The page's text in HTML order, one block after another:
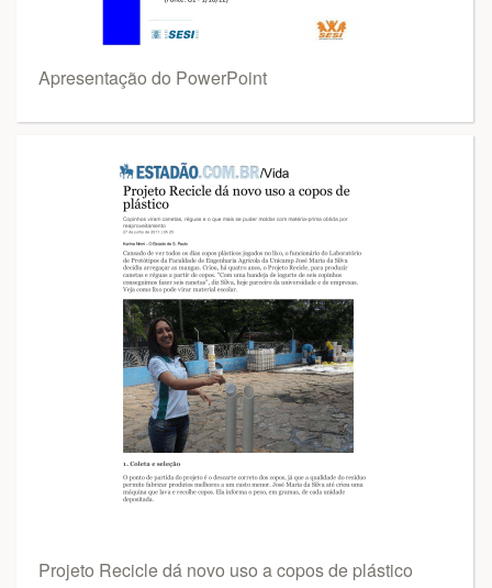
Apresentação do PowerPoint
Projeto Recicle dá novo uso a copos de plástico